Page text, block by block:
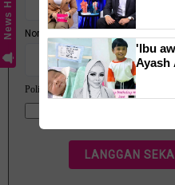
TikTok: @warong.atok
News Hub
OSA
'Ibu
Ayash